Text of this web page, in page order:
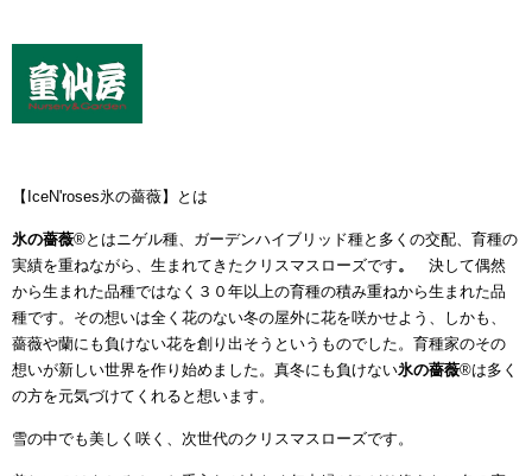
【IceN'roses氷の薔薇】とは
氷の薔薇®とはニゲル種、ガーデンハイブリッド種と多くの交配、育種の
実績を重ねながら、生まれてきたクリスマスローズです。 決して偶然
から生まれた品種ではなく３０年以上の育種の積み重ねから生まれた品
種です。その想いは全く花のない冬の屋外に花を咲かせよう、しかも、
薔薇や蘭にも負けない花を創り出そうというものでした。育種家のその
想いが新しい世界を作り始めました。真冬にも負けない氷の薔薇®は多く
の方を元気づけてくれると想います。
雪の中でも美しく咲く、次世代のクリスマスローズです。